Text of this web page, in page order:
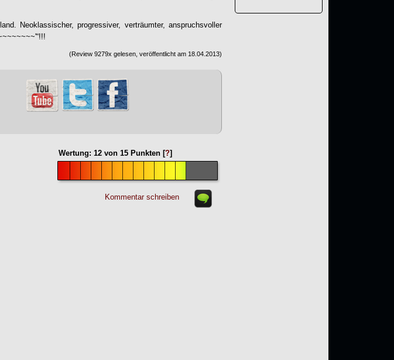
Neoklassischer, progressiver, verträumter, anspruchsvoller
(Review 9279x gelesen, veröffentlicht am 18.04.2013)
Wertung: 12 von 15 Punkten [?]
Kommentar schreiben